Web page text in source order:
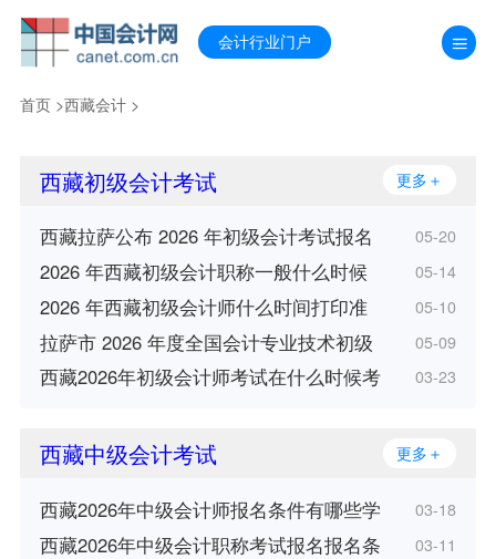
会计行业门户
首页>西藏会计>
西藏初级会计考试 更多＋
西藏拉萨公布 2026 年初级会计考试报名 05-20
2026 年西藏初级会计职称一般什么时候 05-14
2026 年西藏初级会计师什么时间打印准 05-10
拉萨市 2026 年度全国会计专业技术初级 05-09
西藏2026年初级会计师考试在什么时候考 03-23
西藏中级会计考试 更多＋
西藏2026年中级会计师报名条件有哪些学 03-18
西藏2026年中级会计职称考试报名报名条 03-11